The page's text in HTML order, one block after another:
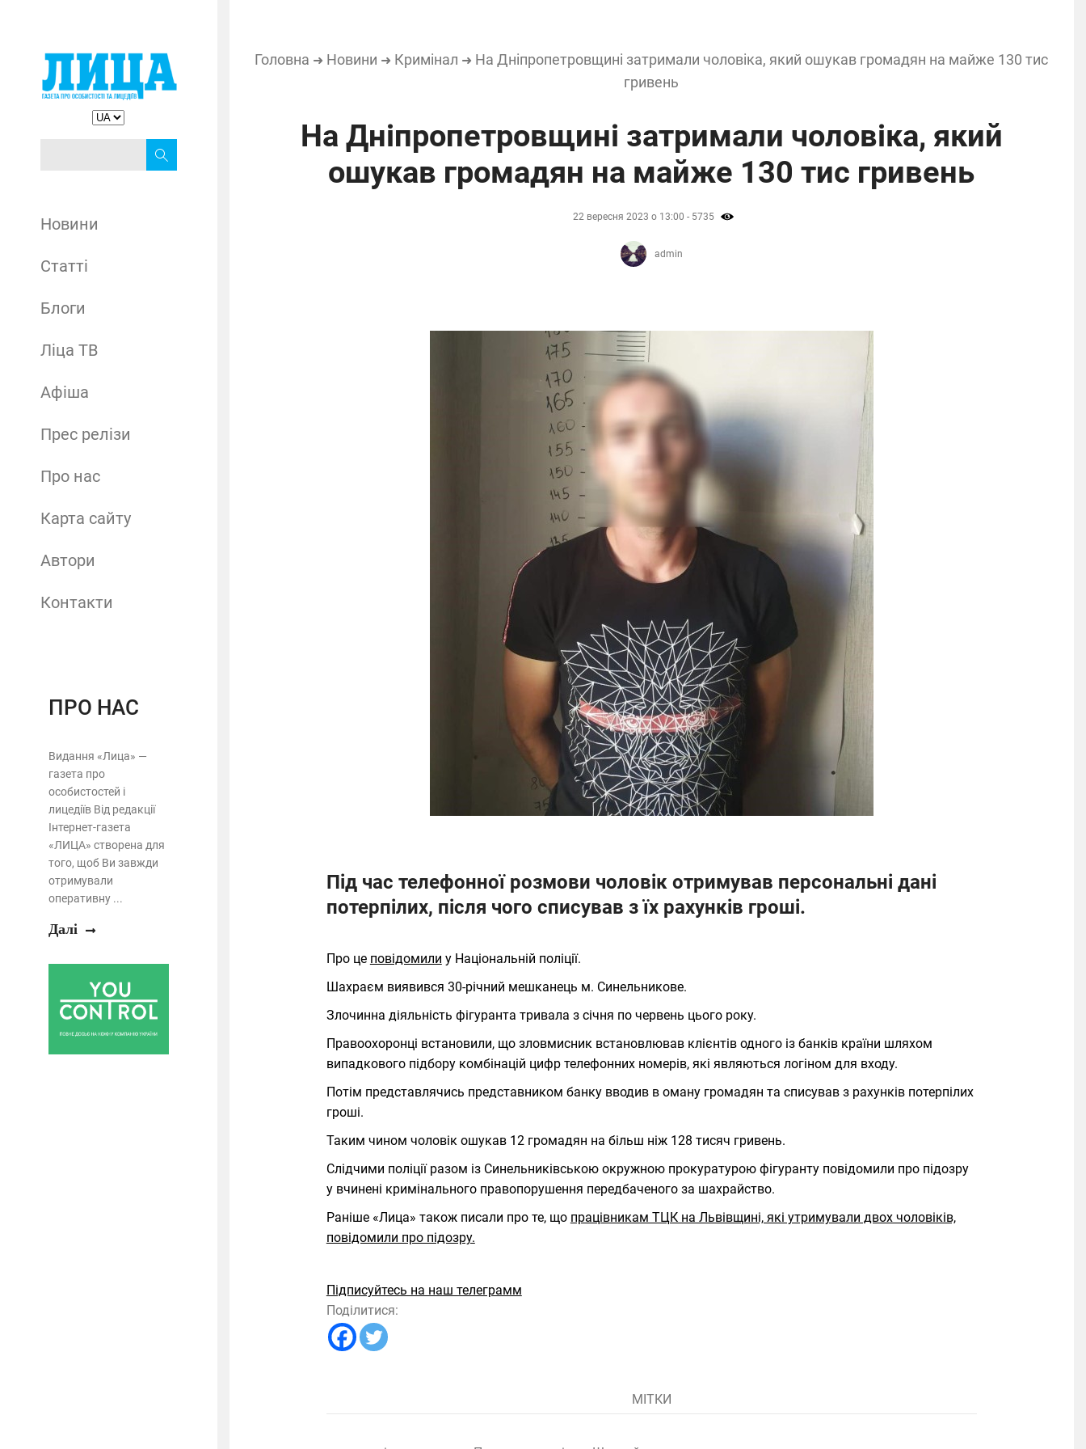
Новини
Статті
Блоги
Ліца ТВ
Афіша
Прес релізи
Про нас
Карта сайту
Автори
Контакти
ПРО НАС
Видання «Лица» —
газета про
особистостей і
лицедіїв Від редакції
Інтернет-газета
«ЛИЦА» створена для
того, щоб Ви завжди
отримували
оперативну ...
Далі
Головна ➜ Новини ➜ Кримінал ➜ На Дніпропетровщині затримали чоловіка, який ошукав громадян на майже 130 тис
гривень
На Дніпропетровщині затримали чоловіка, який
ошукав громадян на майже 130 тис гривень
22 вересня 2023 о 13:00 - 5735
admin
Під час телефонної розмови чоловік отримував персональні дані
потерпілих, після чого списував з їх рахунків гроші.
Про це повідомили у Національній поліції.
Шахраєм виявився 30-річний мешканець м. Синельникове.
Злочинна діяльність фігуранта тривала з січня по червень цього року.
Правоохоронці встановили, що зловмисник встановлював клієнтів одного із банків країни шляхом
випадкового підбору комбінацій цифр телефонних номерів, які являються логіном для входу.
Потім представлячись представником банку вводив в оману громадян та списував з рахунків потерпілих
гроші.
Таким чином чоловік ошукав 12 громадян на більш ніж 128 тисяч гривень.
Слідчими поліції разом із Синельниківською окружною прокуратурою фігуранту повідомили про підозру
у вчинені кримінального правопорушення передбаченого за шахрайство.
Раніше «Лица» також писали про те, що працівникам ТЦК на Львівщині, які утримували двох чоловіків,
повідомили про підозру.
Підписуйтесь на наш телеграмм
Поділитися:
МІТКИ